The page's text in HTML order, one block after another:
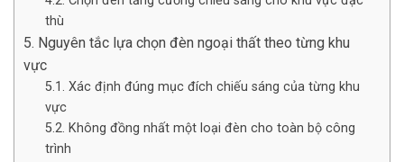
thù
5. Nguyên tắc lựa chọn đèn ngoại thất theo từng khu
vực
5.1. Xác định đúng mục đích chiếu sáng của từng khu
vực
5.2. Không đồng nhất một loại đèn cho toàn bộ công
trình